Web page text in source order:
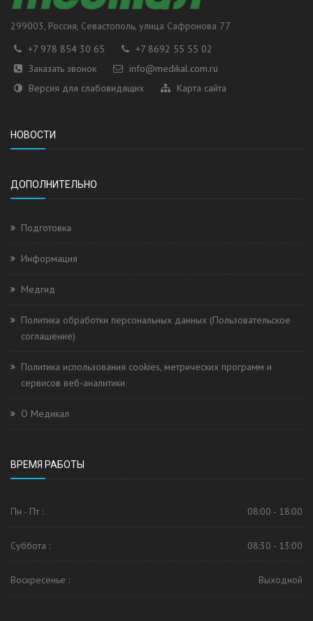
299003, Россия, Севастополь, улица Сафронова 77
+7 978 854 30 65
+7 8692 55 55 02
Заказать звонок
info@medikal.com.ru
Версия для слабовидящих
Карта сайта
НОВОСТИ
ДОПОЛНИТЕЛЬНО
Подготовка
Информация
Медгид
Политика обработки персональных данных (Пользовательское
соглашение)
Политика использования cookies, метрических программ и
сервисов веб-аналитики
О Медикал
ВРЕМЯ РАБОТЫ
Пн - Пт : 08:00 - 18:00
Суббота : 08:30 - 13:00
Воскресенье : Выходной